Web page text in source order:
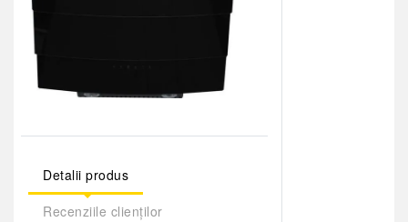
Detalii produs
Recenziile clienților